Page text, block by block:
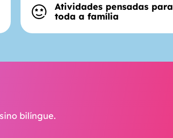
Atividades pensadas para
toda a família
bilíngue.